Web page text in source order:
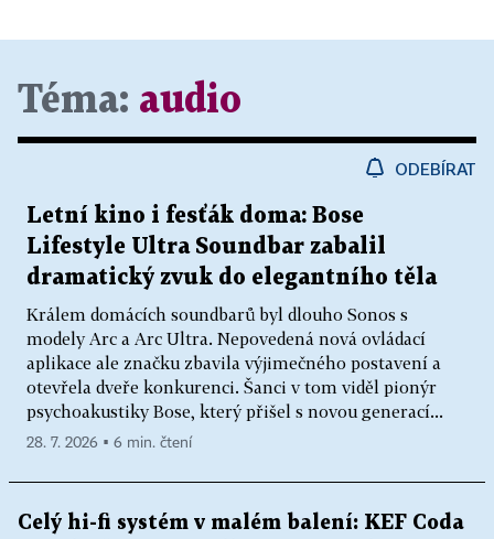
Téma: audio
ODEBÍRAT
Letní kino i fesťák doma: Bose
Lifestyle Ultra Soundbar zabalil
dramatický zvuk do elegantního těla
Králem domácích soundbarů byl dlouho Sonos s
modely Arc a Arc Ultra. Nepovedená nová ovládací
aplikace ale značku zbavila výjimečného postavení a
otevřela dveře konkurenci. Šanci v tom viděl pionýr
psychoakustiky Bose, který přišel s novou generací...
28. 7. 2026 ▪ 6 min. čtení
Celý hi-fi systém v malém balení: KEF Coda